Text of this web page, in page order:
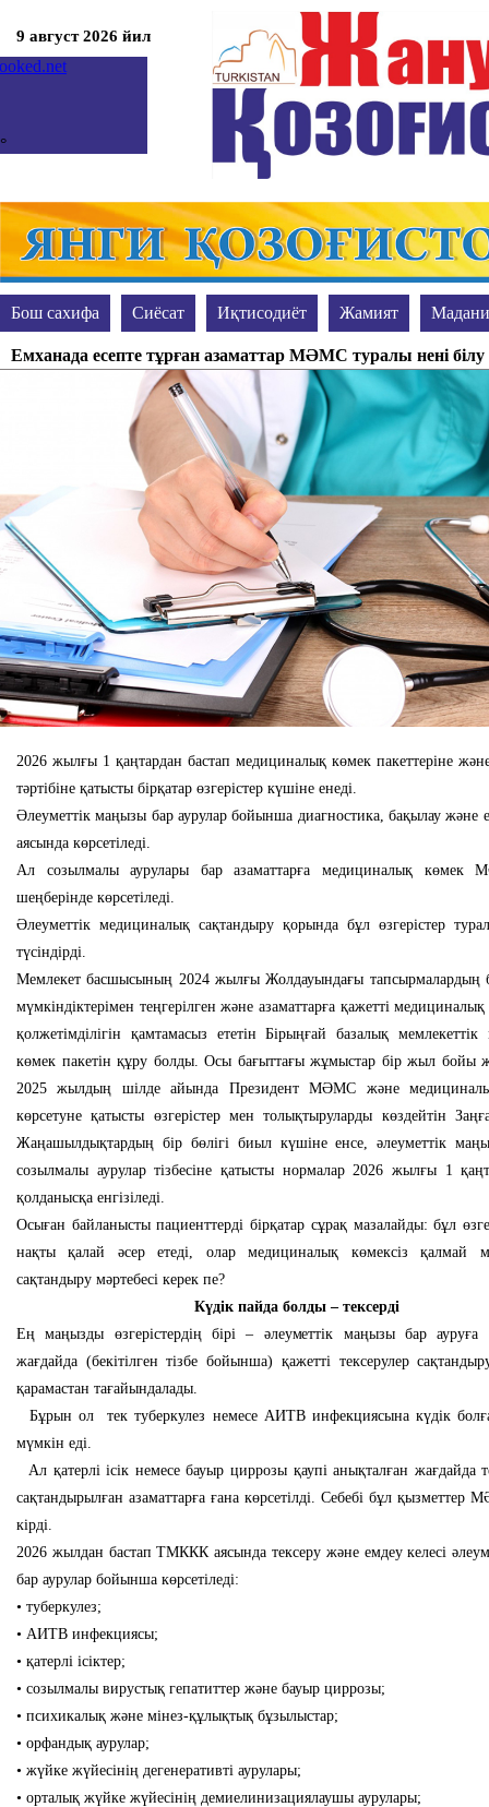
9 август 2026 йил
09
на неделю
prev
Бош сахифа Сиёсат Иқтисодиёт Жамият
Жиноят ва жазо Акс-садо Таълим Сўранг-жавоб
Емханада есепте тұрған азаматтар МӘМС туралы нені білу
2026 жылғы 1 қаңтардан бастап медициналық көмек пакеттеріне
тәртібіне қатысты бірқатар өзгерістер күшіне енеді.
Әлеуметтік маңызы бар аурулар бойынша диагностика, бақылау
аясында көрсетіледі.
Ал созылмалы аурулары бар азаматтарға медициналық көмек
шеңберінде көрсетіледі.
Әлеуметтік медициналық сақтандыру қорында бұл өзгерістер
түсіндірді.
Мемлекет басшысының 2024 жылғы Жолдауындағы тапсырмалардың
мүмкіндіктерімен теңгерілген және азаматтарға қажетті
қолжетімділігін қамтамасыз ететін Бірыңғай базалық
көмек пакетін құру болды. Осы бағыттағы жұмыстар бір жыл бойы
2025 жылдың шілде айында Президент МӘМС және
көрсетуне қатысты өзгерістер мен толықтыруларды көздейтін
Жаңашылдықтардың бір бөлігі биыл күшіне енсе, әлеуметтік
созылмалы аурулар тізбесіне қатысты нормалар 2026 жылғы 1
қолданысқа енгізіледі.
Осыған байланысты пациенттерді бірқатар сұрақ мазалайды: бұл
нақты қалай әсер етеді, олар медициналық көмексіз қалмай
сақтандыру мәртебесі керек пе?
Күдік пайда болды – тексерді
Ең маңызды өзгерістердің бірі – әлеуметтік маңызы бар ауруға
жағдайда (бекітілген тізбе бойынша) қажетті тексерулер
қарамастан тағайындалады.
Бұрын ол тек туберкулез немесе АИТВ инфекциясына күдік
мүмкін еді.
Ал қатерлі ісік немесе бауыр циррозы қаупі анықталған жағдайда
сақтандырылған азаматтарға ғана көрсетілді. Себебі бұл қызметтер
кірді.
2026 жылдан бастап ТМККК аясында тексеру және емдеу келесі
бар аурулар бойынша көрсетіледі:
• туберкулез;
• АИТВ инфекциясы;
• қатерлі ісіктер;
• созылмалы вирустық гепатиттер және бауыр циррозы;
• психикалық және мінез-құлықтық бұзылыстар;
• орфандық аурулар;
• жүйке жүйесінің дегенеративті аурулары;
• орталық жүйке жүйесінің демиелинизациялаушы аурулары;